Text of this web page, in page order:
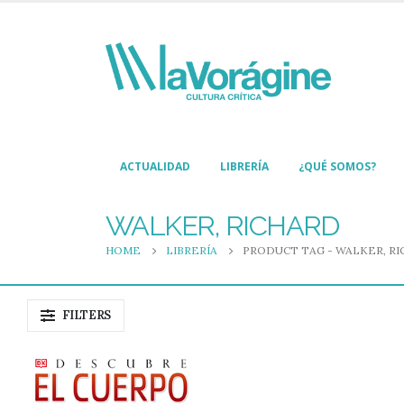
ACTUALIDAD LIBRERÍA ¿QUÉ SOMOS?
WALKER, RICHARD
HOME LIBRERÍA PRODUCT TAG - WALKER,
FILTERS